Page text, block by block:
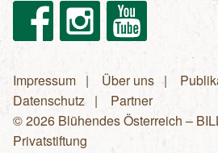
FacebookInstagram Youtube
Fußzeilenmenü
Impressum Über uns
Datenschutz
Partner
© 2026 Blühendes Österreich –
Privatstiftung